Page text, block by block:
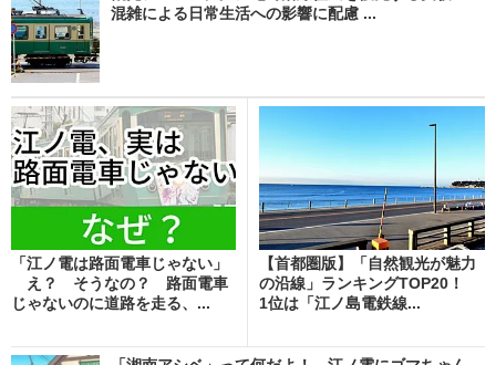
混雑による日常生活への影響に配慮 ...
「江ノ電は路面電車じゃない」
え？ そうなの？ 路面電車
じゃないのに道路を走る、...
【首都圏版】「自然観光が魅力
の沿線」ランキングTOP20！
1位は「江ノ島電鉄線...